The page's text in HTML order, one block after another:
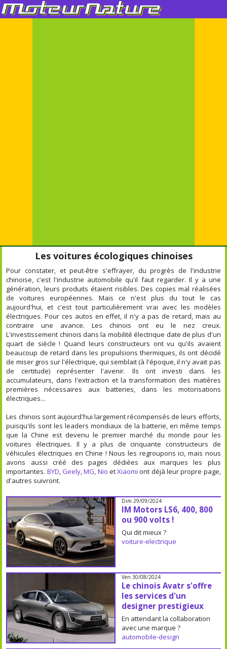
Les voitures écologiques chinoises
Pour constater, et peut-être s'effrayer, du progrès de l'industrie
chinoise, c'est l'industrie automobile qu'il faut regarder. Il y a une
génération, leurs produits étaient risibles. Des copies mal réalisées
de voitures européennes. Mais ce n'est plus du tout le cas
aujourd'hui, et c'est tout particulièrement vrai avec les modèles
électriques. Pour ces autos en effet, il n'y a pas de retard, mais au
contraire une avance. Les chinois ont eu le nez creux.
L'investissement chinois dans la mobilité électrique date de plus d'un
quart de siècle ! Quand leurs constructeurs ont vu qu'ils avaient
beaucoup de retard dans les propulsions thermiques, ils ont décidé
de miser gros sur l'électrique, qui semblait (à l'époque, il n'y avait pas
de certitude) représenter l'avenir. Ils ont investi dans les
accumulateurs, dans l'extraction et la transformation des matières
premières nécessaires aux batteries, dans les motorisations
électriques...
Les chinois sont aujourd'hui largement récompensés de leurs efforts,
puisqu'ils sont les leaders mondiaux de la batterie, en même temps
que la Chine est devenu le premier marché du monde pour les
voitures électriques. Il y a plus de cinquante constructeurs de
véhicules électriques en Chine ! Nous les regroupons ici, mais nous
avons aussi créé des pages dédiées aux marques les plus
importantes. BYD,Geely,MG, Nio etXiaomi ont déjà leur propre page,
d'autres suivront.
Dim 29/09/2024
IM Motors LS6, 400, 800
ou 900 volts !
Qui dit mieux ?
voiture-electrique
Ven 30/08/2024
Le chinois Avatr s'offre
les services d'un
designer prestigieux
En attendant la collaboration
avec une marque ?
automobile-design